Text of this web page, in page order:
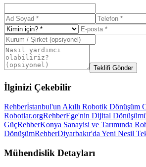
Teklifi Gönder
İlginizi Çekebilir
Rehberİstanbul'un Akıllı Robotik Dönüşüm
Robotlar.orgRehberEge'nin Dijital
GüçRehberKonya Sanayisi ve Tarımında
DönüşümRehberDiyarbakır'da Yeni Nesil
Mühendislik Detayları